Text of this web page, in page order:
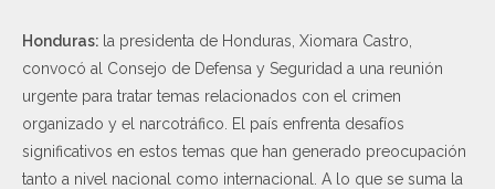
Honduras: la presidenta de Honduras, Xiomara Castro,
convocó al Consejo de Defensa y Seguridad a una reunión
urgente para tratar temas relacionados con el crimen
organizado y el narcotráfico. El país enfrenta desafíos
significativos en estos temas que han generado preocupación
tanto a nivel nacional como internacional. A lo que se suma la